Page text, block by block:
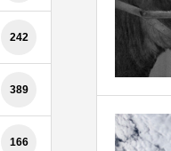
242
389
166